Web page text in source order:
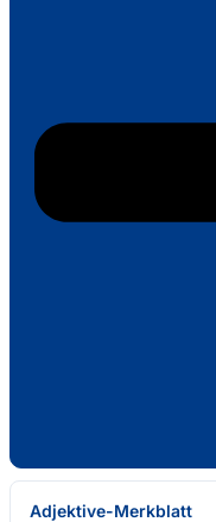
Adjektive-Merkblatt